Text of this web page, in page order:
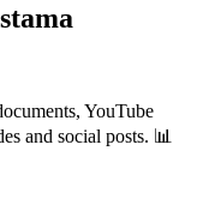
YouTube
and social posts. 📊